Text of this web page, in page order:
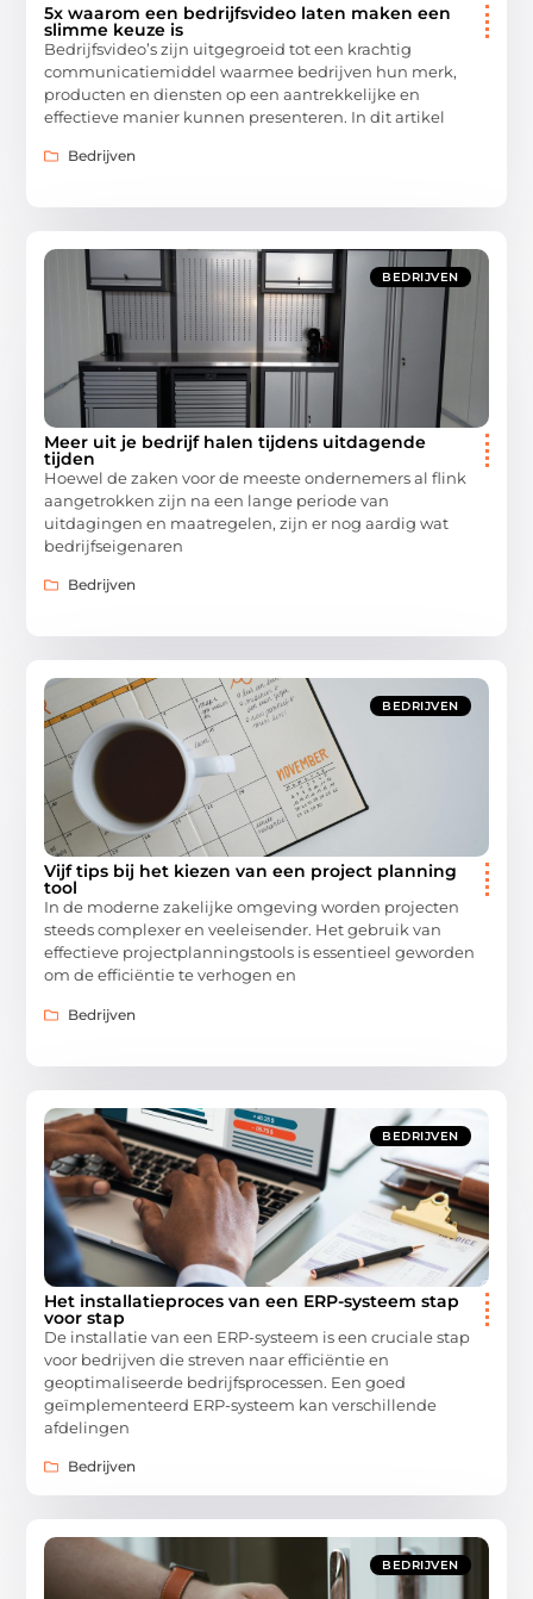
5x waarom een bedrijfsvideo laten maken een
slimme keuze is
Bedrijfsvideo’s zijn uitgegroeid tot een krachtig
communicatiemiddel waarmee bedrijven hun merk,
producten en diensten op een aantrekkelijke en
effectieve manier kunnen presenteren. In dit artikel
Bedrijven
BEDRIJVEN
Meer uit je bedrijf halen tijdens uitdagende
tijden
Hoewel de zaken voor de meeste ondernemers al flink
aangetrokken zijn na een lange periode van
uitdagingen en maatregelen, zijn er nog aardig wat
bedrijfseigenaren
Bedrijven
BEDRIJVEN
Vijf tips bij het kiezen van een project planning
tool
In de moderne zakelijke omgeving worden projecten
steeds complexer en veeleisender. Het gebruik van
effectieve projectplanningstools is essentieel geworden
om de efficiëntie te verhogen en
Bedrijven
BEDRIJVEN
Het installatieproces van een ERP-systeem stap
voor stap
De installatie van een ERP-systeem is een cruciale stap
voor bedrijven die streven naar efficiëntie en
geoptimaliseerde bedrijfsprocessen. Een goed
geïmplementeerd ERP-systeem kan verschillende
afdelingen
Bedrijven
BEDRIJVEN